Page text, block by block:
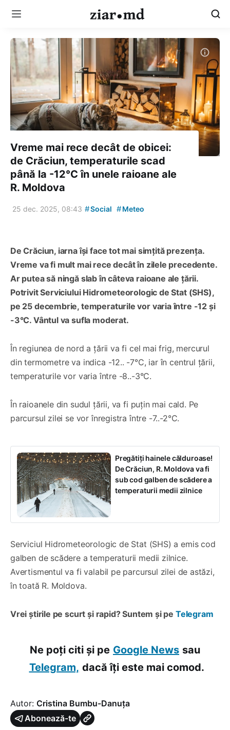
Vreme mai rece decât de obicei:
de Crăciun, temperaturile scad
până la -12°C în unele raioane ale
R. Moldova
25 dec. 2025, 08:43 #Social #Meteo
De Crăciun, iarna își face tot mai simțită prezența.
Vreme va fi mult mai rece decât în zilele precedente.
Ar putea să ningă slab în câteva raioane ale țării.
Potrivit Serviciului Hidrometeorologic de Stat (SHS),
pe 25 decembrie, temperaturile vor varia între -12 și
-3°C. Vântul va sufla moderat.
În regiunea de nord a țării va fi cel mai frig, mercurul
din termometre va indica -12.. -7°C, iar în centrul țării,
temperaturile vor varia între -8..-3°C.
În raioanele din sudul țării, va fi puțin mai cald. Pe
parcursul zilei se vor înregistra între -7..-2°C.
Pregătiți hainele călduroase!
De Crăciun, R. Moldova va fi
sub cod galben de scădere a
temperaturii medii zilnice
Serviciul Hidrometeorologic de Stat (SHS) a emis cod
galben de scădere a temperaturii medii zilnice.
Avertismentul va fi valabil pe parcursul zilei de astăzi,
în toată R. Moldova.
Vrei știrile pe scurt și rapid? Suntem și pe Telegram
Ne poți citi și pe Google News sau
Telegram, dacă îți este mai comod.
Autor: Cristina Bumbu-Danuța
Abonează-te